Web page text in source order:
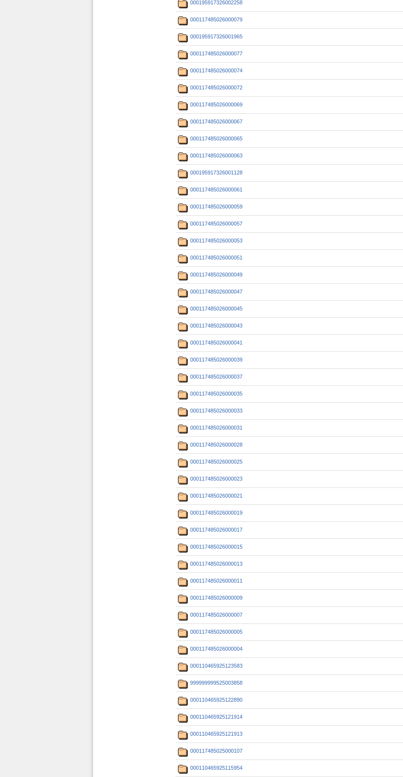
000195917326002258
000117485026000079
000195917326001965
000117485026000077
000117485026000074
000117485026000072
000117485026000069
000117485026000067
000117485026000065
000117485026000063
000195917326001128
000117485026000061
000117485026000059
000117485026000057
000117485026000053
000117485026000051
000117485026000049
000117485026000047
000117485026000045
000117485026000043
000117485026000041
000117485026000039
000117485026000037
000117485026000035
000117485026000033
000117485026000031
000117485026000028
000117485026000025
000117485026000023
000117485026000021
000117485026000019
000117485026000017
000117485026000015
000117485026000013
000117485026000011
000117485026000009
000117485026000007
000117485026000005
000117485026000004
000110465925123583
999999999525003858
000110465925122890
000110465925121914
000110465925121913
000117485025000107
000110465925115954